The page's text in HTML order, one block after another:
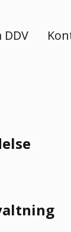
DDV